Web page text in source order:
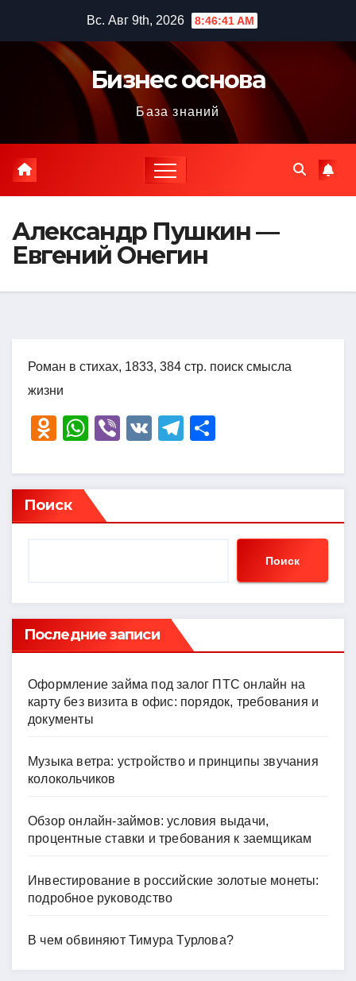
содержимому
Вс. Авг 9th, 2026 8:46:42 AM
Бизнес основа
База знаний
Александр Пушкин —
Евгений Онегин
Роман в стихах, 1833, 384 стр. поиск смысла
жизни
O
n
o
kl
ni
ki
W
at
s
A
Vi
er
V
T
e
a
р
в
ть
Поиск
Поиск
Последние записи
Оформление займа под залог ПТС онлайн на
карту без визита в офис: порядок, требования и
документы
Музыка ветра: устройство и принципы звучания
колокольчиков
Обзор онлайн-займов: условия выдачи,
процентные ставки и требования к заемщикам
Инвестирование в российские золотые монеты:
подробное руководство
В чем обвиняют Тимура Турлова?